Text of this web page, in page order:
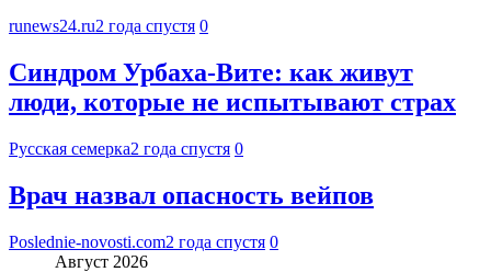
runews24.ru2 года спустя 0
Синдром Урбаха-Вите: как живут
люди, которые не испытывают страх
Русская семерка2 года спустя 0
Врач назвал опасность вейпов
Poslednie-novosti.com2 года спустя 0
Август 2026